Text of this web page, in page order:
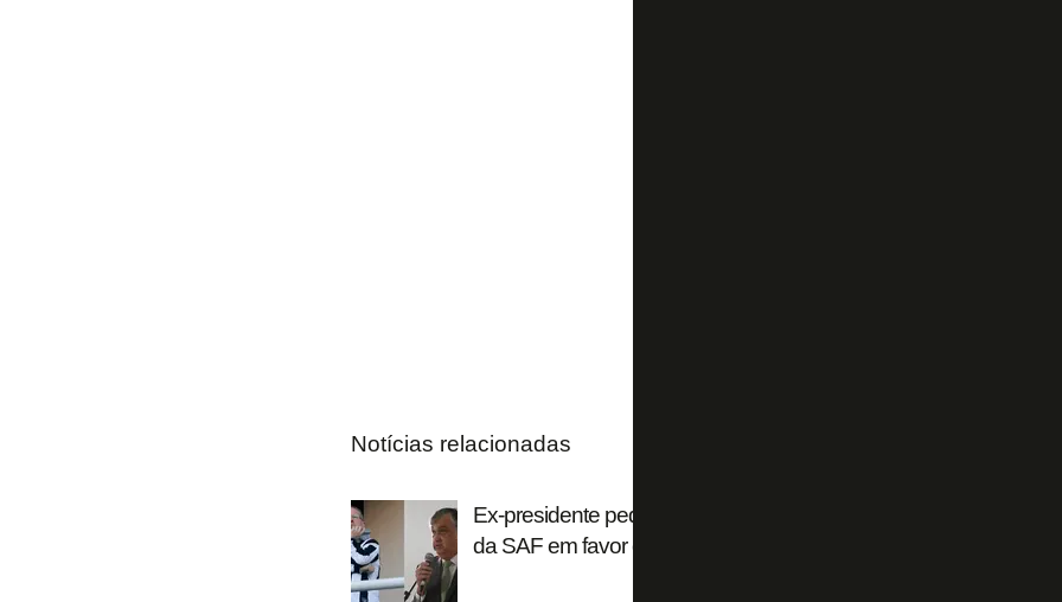
Notícias relacionadas
Ex-presidente pede que Durcesio renuncie a cargo no
da SAF em favor de João Paulo Magalhães